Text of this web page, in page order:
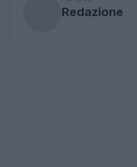
Redazione